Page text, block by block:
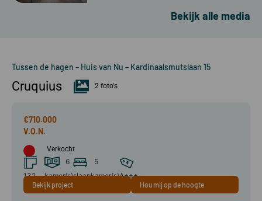
Bekijk alle media
Tussen de hagen – Huis van Nu – Kardinaalsmutslaan 15
Cruquius 2 foto's
€710.000
Verkocht
132
6
kamer(s)
5
slaapkamer(s)A+++
Bekijk project Hou mij op de hoogte